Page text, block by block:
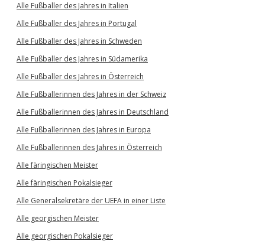
Alle Fußballer des Jahres in Italien
Alle Fußballer des Jahres in Portugal
Alle Fußballer des Jahres in Schweden
Alle Fußballer des Jahres in Südamerika
Alle Fußballer des Jahres in Österreich
Alle Fußballerinnen des Jahres in der Schweiz
Alle Fußballerinnen des Jahres in Deutschland
Alle Fußballerinnen des Jahres in Europa
Alle Fußballerinnen des Jahres in Österreich
Alle färingischen Meister
Alle färingischen Pokalsieger
Alle Generalsekretäre der UEFA in einer Liste
Alle georgischen Meister
Alle georgischen Pokalsieger